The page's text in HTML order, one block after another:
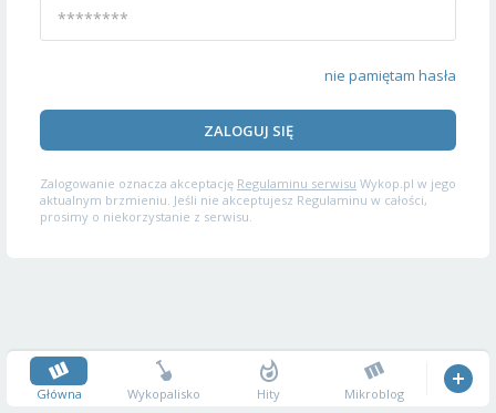
nie pamiętam hasła
ZALOGUJ SIĘ
Zalogowanie oznacza akceptację Regulaminu serwisu Wykop.pl w jego
aktualnym brzmieniu. Jeśli nie akceptujesz Regulaminu w całości,
prosimy o niekorzystanie z serwisu.
Główna Wykopalisko Hity Mikroblog